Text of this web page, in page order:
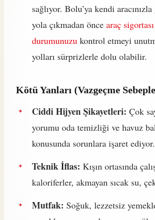
sağlıyor. Bolu’ya kendi
yola çıkmadan önce araç
durumunuzu kontrol etmeyi
yolları sürprizlerle dolu olabilir.
Kötü Yanları (Vazgeçme
Ciddi Hijyen Şikayetleri: Çok
yorumu oda temizliği ve havuz
konusunda sorunlara işaret ediyor.
Teknik İflas: Kışın ortasında
kaloriferler, akmayan sıcak su,
Mutfak: Soğuk, lezzetsiz